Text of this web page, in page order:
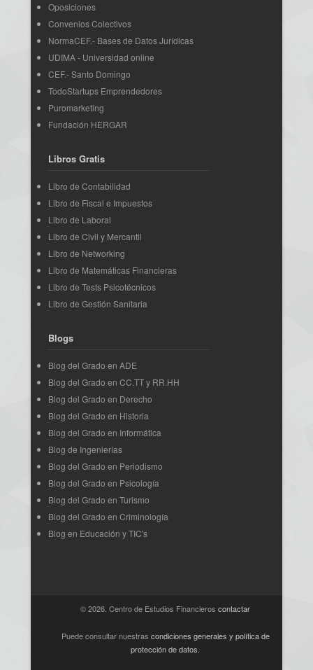
Oposiciones
Convenios Colectivos
NormaCEF.- Bases de Datos Jurídicas
UDIMA - Universidad online
CEF.- Santo Domingo
TodoStartups Emprendedores
Puromarketing
Fundación HERGAR
Libros Gratis
Libro de Contabilidad
Libro de Fiscal e Impuestos
Libro de Laboral
Libro de Civil y Mercantil
Libro de Networking
Libro de Matemáticas Financieras
Libro de Tests Psicotécnicos
Libro de Gestión Sanitaria
Blogs
Blog del Grado en ADE
Blog del Grado en CC.TT y RR.HH
Blog del Grado en Derecho
Blog del Grado en Historia
Blog del Grado en Informática
Blog de Ingenierías
Blog del Grado en Periodismo
Blog del Grado en Psicología
Blog del Grado en Turismo
Blog del Grado en Criminología
Blog en Educación y TIC's
© 2026. Centro de Estudios Financieros contactar
Puede consultar nuestras condiciones generales y política de
protección de datos.